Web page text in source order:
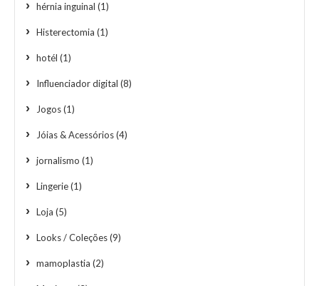
hérnia inguinal (1)
Histerectomia (1)
hotél (1)
Influenciador digital (8)
Jogos(1)
Jóias & Acessórios(4)
jornalismo (1)
Lingerie(1)
Loja (5)
Looks / Coleções(9)
mamoplastia (2)